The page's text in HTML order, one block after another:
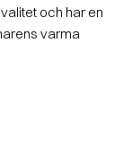
och har en
varma